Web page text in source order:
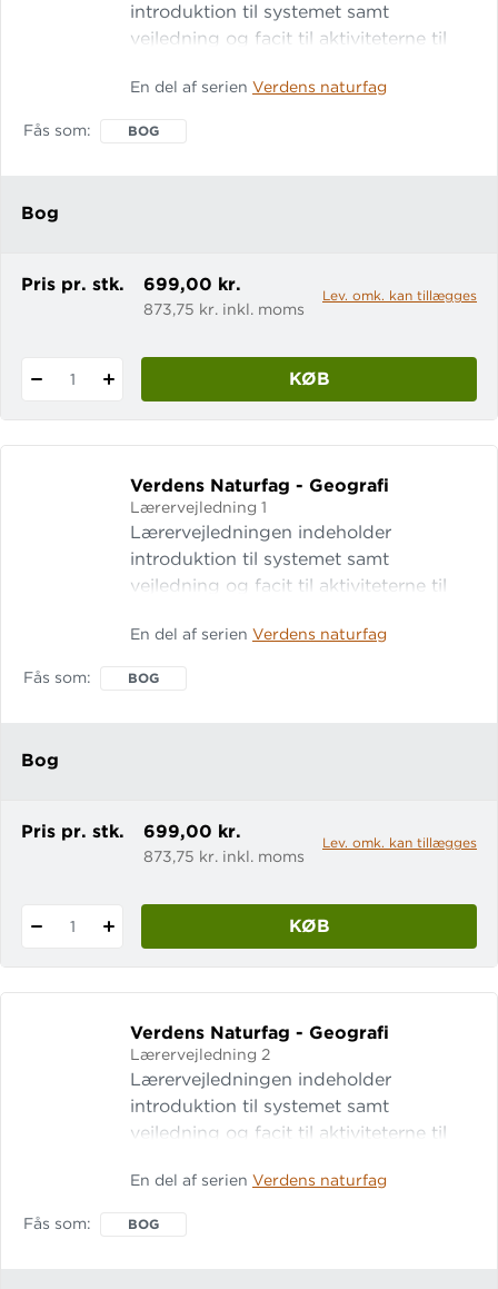
introduktion til systemet samt
vejledning og facit til aktiviteterne til
Aktiviteterne er inddelt i følgende
En del af serien Verdens naturfag
Fås som BOG
Bog
Pris pr. stk. 699,00 kr.
873,75 kr. inkl. moms
Lev. omk. kan tillægges
1 KØB
Verdens Naturfag - Geografi
Lærervejledning 1
Lærervejledningen indeholder
introduktion til systemet samt
vejledning og facit til aktiviteterne til
Aktiviteterne er inddelt i følgende
En del af serien Verdens naturfag
Fås som BOG
Bog
Pris pr. stk. 699,00 kr.
873,75 kr. inkl. moms
Lev. omk. kan tillægges
1 KØB
Verdens Naturfag - Geografi
Lærervejledning 2
Lærervejledningen indeholder
introduktion til systemet samt
vejledning og facit til aktiviteterne til
Aktiviteterne er inddelt i følgende
En del af serien Verdens naturfag
Fås som BOG